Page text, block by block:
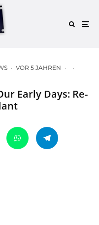
· VOR 5 JAHREN ·
·
Early Days: Re-